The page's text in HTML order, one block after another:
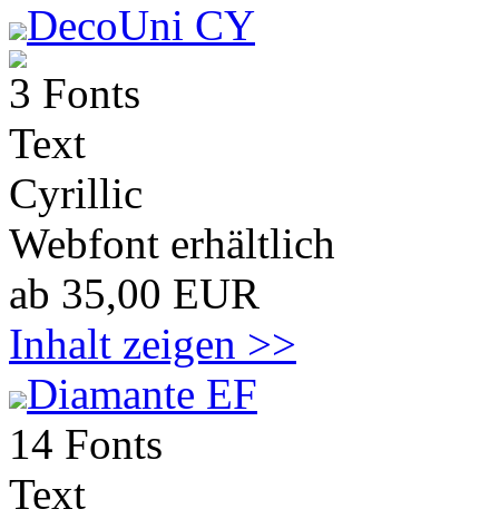
DecoUni CY
3 Fonts
Text
Cyrillic
Webfont erhältlich
ab 35,00 EUR
Inhalt zeigen >>
Diamante EF
14 Fonts
Text